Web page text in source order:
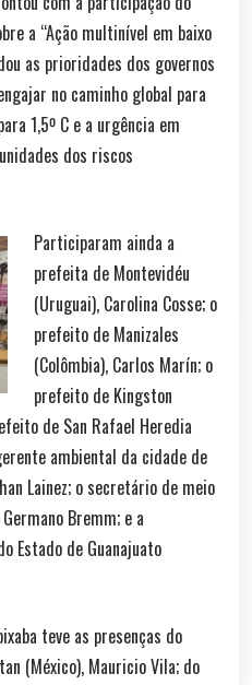
a “Ação multinível em baixo
as prioridades dos governos
no caminho global para
1,5º C e a urgência em
dos riscos
Participaram ainda a
prefeita de Montevidéu
(Uruguai), Carolina Cosse; o
prefeito de Manizales
(Colômbia), Carlos Marín; o
prefeito de Kingston
de San Rafael Heredia
ambiental da cidade de
Lainez; o secretário de meio
Bremm; e a
Estado de Guanajuato
teve as presenças do
(México), Mauricio Vila; do